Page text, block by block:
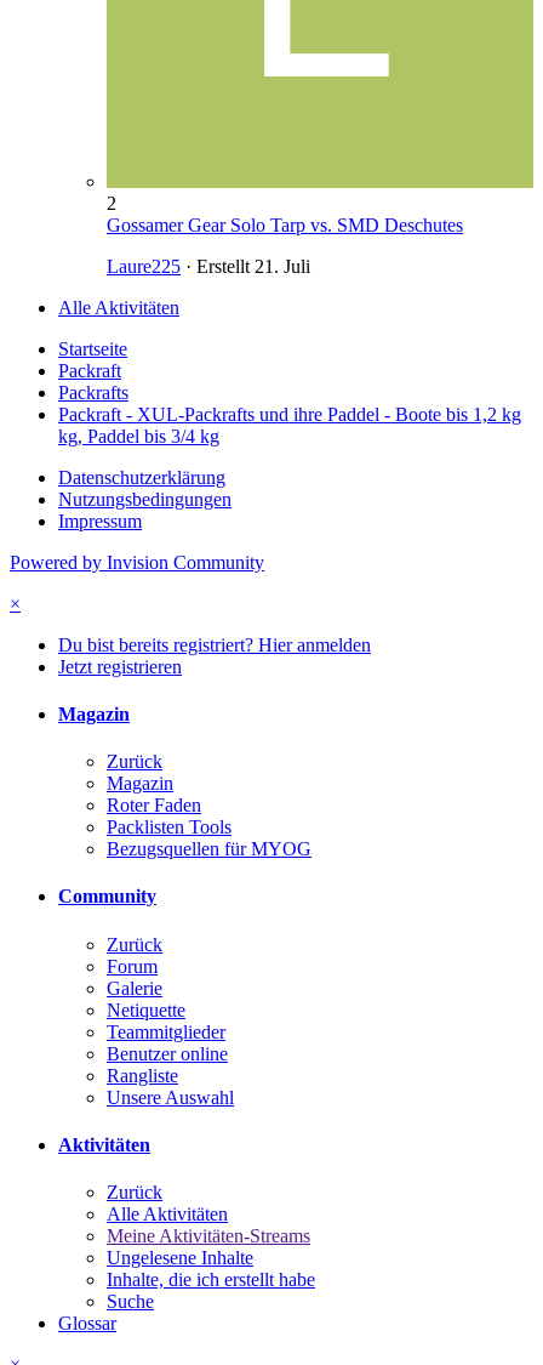
2
Gossamer Gear Solo Tarp vs. SMD Deschutes
Laure225 · Erstellt 21. Juli
Alle Aktivitäten
Startseite
Packraft
Packrafts
Packraft - XUL-Packrafts und ihre Paddel - Boote bis 1,2 kg
kg, Paddel bis 3/4 kg
Datenschutzerklärung
Nutzungsbedingungen
Impressum
Powered by Invision Community
×
Du bist bereits registriert? Hier anmelden
Jetzt registrieren
Magazin
Zurück
Magazin
Roter Faden
Packlisten Tools
Bezugsquellen für MYOG
Community
Zurück
Forum
Galerie
Netiquette
Teammitglieder
Benutzer online
Rangliste
Unsere Auswahl
Aktivitäten
Zurück
Alle Aktivitäten
Meine Aktivitäten-Streams
Ungelesene Inhalte
Inhalte, die ich erstellt habe
Suche
Glossar